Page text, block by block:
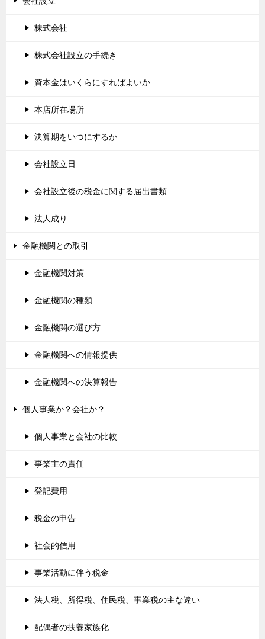
株式会社
株式会社設立の手続き
資本金はいくらにすればよいか
本店所在場所
決算期をいつにするか
会社設立日
会社設立後の税金に関する届出書類
法人成り
金融機関との取引
金融機関対策
金融機関の種類
金融機関の選び方
金融機関への情報提供
金融機関への決算報告
個人事業か？会社か？
個人事業と会社の比較
事業主の責任
登記費用
税金の申告
社会的信用
事業活動に伴う税金
法人税、所得税、住民税、事業税の主な違い
配偶者の扶養家族化